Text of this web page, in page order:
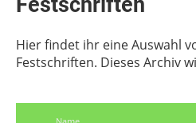
Hier findet ihr eine Auswahl
Festschriften. Dieses Archiv